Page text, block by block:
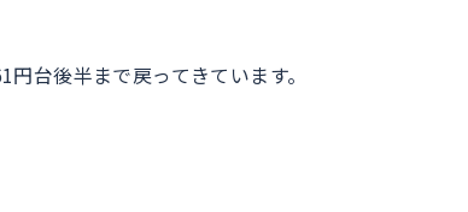
台後半まで戻ってきています。